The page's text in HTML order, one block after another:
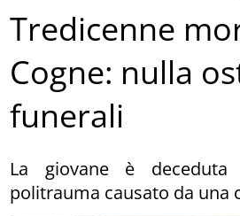
Tredicenne
Cogne: nulla
funerali
La giovane è
politrauma causato da una